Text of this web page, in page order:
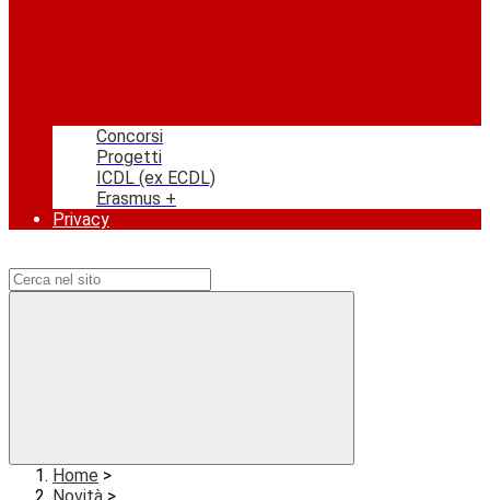
Concorsi
Progetti
ICDL (ex ECDL)
Erasmus +
Privacy
Home >